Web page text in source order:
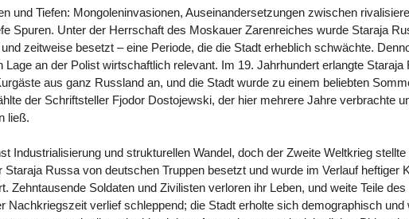
und Tiefen: Mongoleninvasionen, Auseinandersetzungen zwischen
Spuren. Unter der Herrschaft des Moskauer Zarenreiches wurde Staraja
zeitweise besetzt – eine Periode, die die Stadt erheblich schwächte.
an der Polist wirtschaftlich relevant. Im 19. Jahrhundert erlangte Staraja
aus ganz Russland an, und die Stadt wurde zu einem beliebten
der Schriftsteller Fjodor Dostojewski, der hier mehrere Jahre verbrachte
ließ.
Industrialisierung und strukturellen Wandel, doch der Zweite Weltkrieg
Russa von deutschen Truppen besetzt und wurde im Verlauf heftiger
Zehntausende Soldaten und Zivilisten verloren ihr Leben, und weite Teile
Nachkriegszeit verlief schleppend; die Stadt erholte sich demographisch